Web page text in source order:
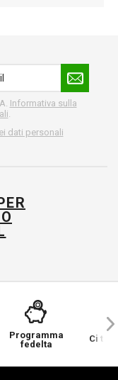
Informativa sulla
dati personali
Programma
fedelta
Ci